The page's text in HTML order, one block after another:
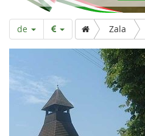
t
e
de Zala